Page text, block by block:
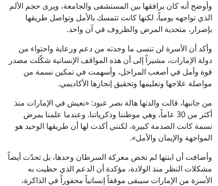
وأوضح أنه كان يرافقها بين المستشفى والجامعة، ويرى حجم الألم
الذي تواجهه يومياً، لكنها كانت تتمسك بالأمل وتواصل طريقها
بإصرار، متحدية المرض والظروف في آن واحد.
وأكد أن الأسرة لن تنسى ما وجدته من دعم ورعاية واحتواء من
دولة الإمارات، مشيراً إلى أن هذه المواقف الإنسانية شكّلت مصدر
قوة وأمل في أصعب المراحل، وأسهمت في تمكين نسمة من
مواصلة علاجها وتعليمها وتحقيق إنجازها الأكاديمي.
من جانبها، قالت والدتها هالة نصر عبود: «نعيش في الإمارات منذ
أكثر من 30 عاماً، وهي موطننا وذكرياتنا. وعندما علمنا بمرض
نسمة كانت الصدمة كبيرة، لكنني أكدت لها أن طريقها الوحيد هو
المواجهة والإيمان والأمل».
وأضافت أن ابنتها لم تخض معركة السرطان وحدها، بل تحدّت أيضاً
مشكلات النظر منذ الولادة، مؤكدة أن الدعم الذي حظيت به
الأسرة من الإمارات سيبقى موقفاً إنسانياً محفوراً في الذاكرة،